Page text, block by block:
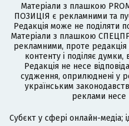
Матеріали з плашкою
ПОЗИЦІЯ є рекламними та
Редакція може не поділяти
Матеріали з плашкою
рекламними, проте редакція
контенту і поділяє думки,
Редакція не несе
судження, оприлюднені у
українським
реклами несе
Cубєкт у сфері онлайн-медіа;